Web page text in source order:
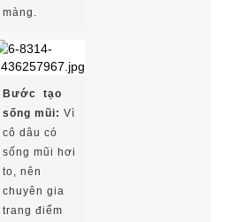
màng.
Bước tạo
sống mũi: Vì
cô dâu có
sống mũi hơi
to, nên
chuyên gia
trang điểm